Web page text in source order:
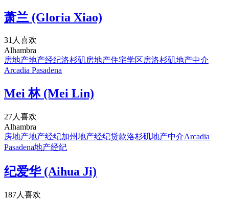
萧兰 (Gloria Xiao)
31人喜欢
Alhambra
房地产地产经纪洛杉矶房地产住宅学区房洛杉矶地产中介
Arcadia Pasadena
Mei 林 (Mei Lin)
27人喜欢
Alhambra
房地产地产经纪加州地产经纪贷款洛杉矶地产中介Arcadia
Pasadena地产经纪
纪爱华 (Aihua Ji)
187人喜欢